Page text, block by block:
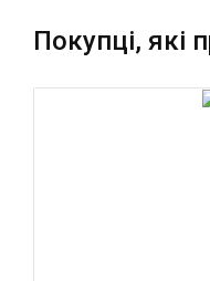
Покупці, які